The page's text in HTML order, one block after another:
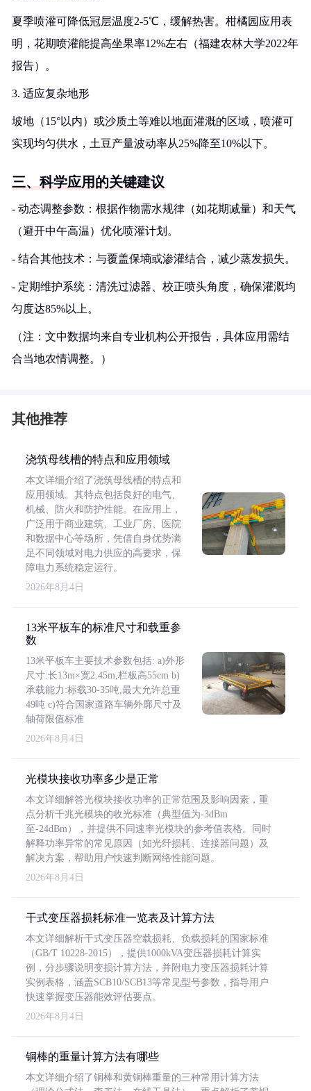
夏季喷灌可降低冠层温度2-5℃，缓解热害。柑橘园应用表
明，花期喷灌能提高坐果率12%左右（福建农林大学2022年
报告）。
3. 适应复杂地形
坡地（15°以内）或沙质土等难以地面灌溉的区域，喷灌可
实现均匀供水，土豆产量波动率从25%降至10%以下。
三、科学应用的关键建议
- 动态调整参数：根据作物需水规律（如花期减量）和天气
（避开中午高温）优化喷灌计划。
- 结合其他技术：与覆盖保墒或渗灌结合，减少蒸发损失。
- 定期维护系统：清洗过滤器、校正喷头角度，确保灌溉均
匀度达85%以上。
（注：文中数据均来自专业机构公开报告，具体应用需结
合当地农情调整。）
其他推荐
浇筑母线槽的特点和应用领域
本文详细介绍了浇筑母线槽的特点和
应用领域。其特点包括良好的电气、
机械、防火和防护性能。在应用上，
广泛用于商业建筑、工业厂房、医院
和数据中心等场所，凭借自身优势满
足不同领域对电力供应的高要求，保
障电力系统稳定运行。
2026年8月4日
13米平板车的标准尺寸和载重参
数
13米平板车主要技术参数包括: a)外形
尺寸:长13m×宽2.45m,栏板高55cm b)
承载能力:标载30-35吨,最大允许总重
49吨 c)符合国家道路车辆外廓尺寸及
轴荷限值标准
2026年8月4日
光模块接收功率多少是正常
本文详细解答光模块接收功率的正常范围及影响因素，重
点分析千兆光模块的收光标准（典型值为-3dBm
至-24dBm），并提供不同速率光模块的参考值表格。同时
解释功率异常的常见原因（如光纤损耗、连接器问题）及
解决方案，帮助用户快速判断网络性能问题。
2026年8月4日
干式变压器损耗标准一览表及计算方法
本文详细解析干式变压器空载损耗、负载损耗的国家标准
（GB/T 10228-2015），提供1000kVA变压器损耗计算实
例，分步骤说明变损计算方法，并附电力变压器损耗计算
实例表格，涵盖SCB10/SCB13等常见型号参数，指导用户
快速掌握变压器能效评估要点。
2026年8月4日
铜棒的重量计算方法有哪些
本文详细介绍了铜棒和黄铜棒重量的三种常用计算方法